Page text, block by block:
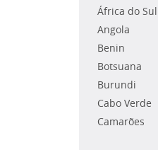
África do Sul
Angola
Benin
Botsuana
Burundi
Cabo Verde
Camarões